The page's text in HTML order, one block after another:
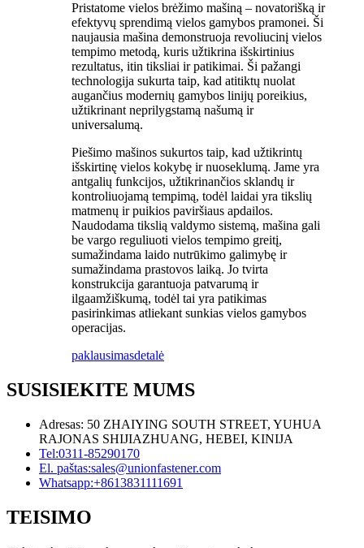
Pristatome vielos brėžimo mašiną – novatorišką ir
efektyvų sprendimą vielos gamybos pramonei. Ši
naujausia mašina demonstruoja revoliucinį vielos
tempimo metodą, kuris užtikrina išskirtinius
rezultatus, itin tiksliai ir patikimai. Ši pažangi
technologija sukurta taip, kad atitiktų nuolat
augančius modernių gamybos linijų poreikius,
užtikrinant neprilygstamą našumą ir
universalumą.
Piešimo mašinos sukurtos taip, kad užtikrintų
išskirtinę vielos kokybę ir nuoseklumą. Jame yra
antgalių funkcijos, užtikrinančios sklandų ir
kontroliuojamą tempimą, todėl laidai yra tikslių
matmenų ir puikios paviršiaus apdailos.
Naudodama tikslią valdymo sistemą, mašina gali
be vargo reguliuoti vielos tempimo greitį,
sumažindama laido nutrūkimo galimybę ir
sumažindama prastovos laiką. Jo tvirta
konstrukcija garantuoja patvarumą ir
ilgaamžiškumą, todėl tai yra patikimas
pasirinkimas atliekant sunkias vielos gamybos
operacijas.
paklausimasdetalė
SUSISIEKITE MUMS
Adresas: 50 ZHAIYING SOUTH STREET, YUHUA
RAJONAS SHIJIAZHUANG, HEBEI, KINIJA
Tel:0311-85290170
El. paštas:sales@unionfastener.com
Whatsapp:+8613831111691
TEISIMO